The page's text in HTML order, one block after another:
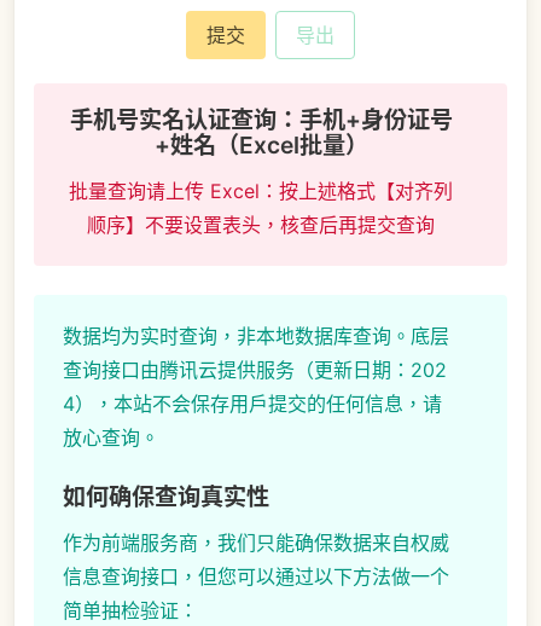
提交 导出
手机号实名认证查询：手机+身份证号
+姓名（Excel批量）
批量查询请上传 Excel：按上述格式【对齐列
顺序】不要设置表头，核查后再提交查询
数据均为实时查询，非本地数据库查询。底层
查询接口由腾讯云提供服务（更新日期：202
4），本站不会保存用户提交的任何信息，请
放心查询。
如何确保查询真实性
作为前端服务商，我们只能确保数据来自权威
信息查询接口，但您可以通过以下方法做一个
简单抽检验证：